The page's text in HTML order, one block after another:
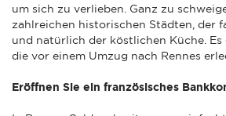
um sich zu verlieben. Ganz zu
zahlreichen historischen Städten, der
und natürlich der köstlichen Küche. Es
die vor einem Umzug nach Rennes
Eröffnen Sie ein französisches